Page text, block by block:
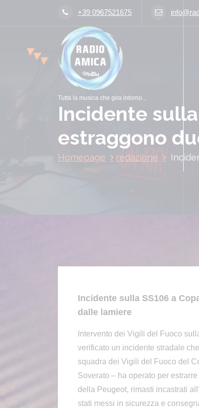
+39 0967521675
Tutta la musica che gira intorno...
Incidente
estraggono
Homepage redazione
Incidente sulla SS106 a
dalle lamiere
Intervento dei Vigili del Fuoco
verificato un incidente stradale
squadra dei Vigili del Fuoco del
Soverato – ha operato per
della Peugeot, rimasti incastrati
stati messi in sicurezza e